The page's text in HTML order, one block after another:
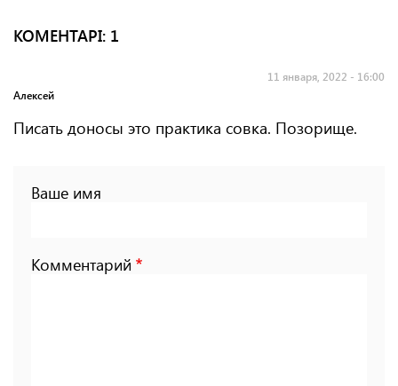
КОМЕНТАРI: 1
11 января, 2022 - 16:00
Алексей
Писать доносы это практика совка. Позорище.
Ваше имя
Комментарий